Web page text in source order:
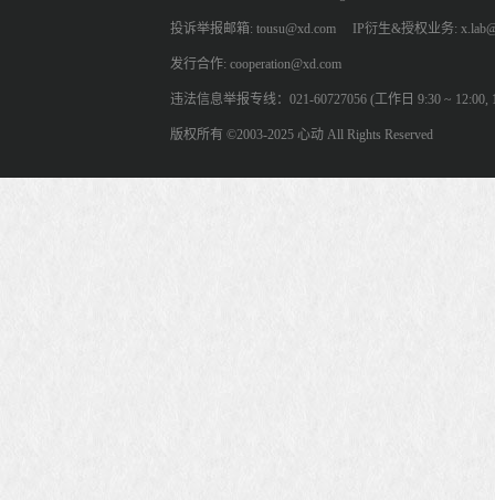
投诉举报邮箱: tousu@xd.com IP衍生&授权业务:
发行合作: cooperation@xd.com
违法信息举报专线：021-60727056 (工作日 9:30 ~ 12:00,
版权所有 ©2003-2025 心动 All Rights Reserved